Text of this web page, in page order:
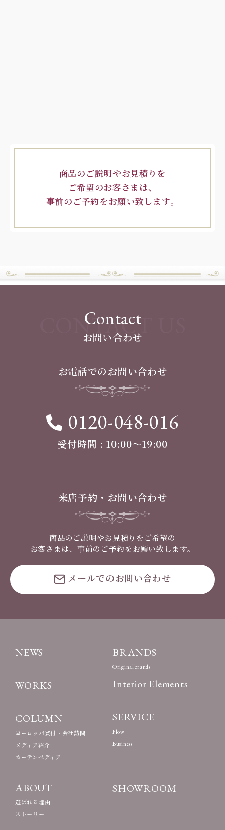
商品のご説明やお見積りを
ご希望のお客さまは、
事前のご予約をお願い致します。
Contact
お問い合わせ
CONTACT US
お電話でのお問い合わせ
0120-048-016
受付時間 : 10:00〜19:00
来店予約・お問い合わせ
商品のご説明やお見積りをご希望の
お客さまは、事前のご予約をお願い致します。
メールでのお問い合わせ
NEWS
WORKS
COLUMN
ヨーロッパ買付・会社訪問
メディア紹介
カーテンペディア
ABOUT
選ばれる理由
ストーリー
BRANDS
Originalbrands
Interior Elements
SERVICE
Flow
Business
SHOWROOM